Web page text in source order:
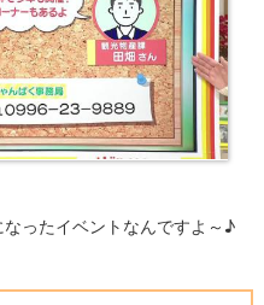
ったイベントなんですよ～♪